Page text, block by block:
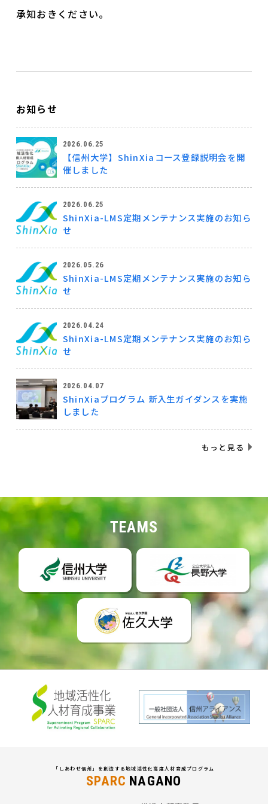
承知おきください。
お知らせ
2026.06.25
【信州大学】ShinXiaコース登録説明会を開
催しました
2026.06.25
ShinXia-LMS定期メンテナンス実施のお知ら
せ
2026.05.26
ShinXia-LMS定期メンテナンス実施のお知ら
せ
2026.04.24
ShinXia-LMS定期メンテナンス実施のお知ら
せ
2026.04.07
ShinXiaプログラム 新入生ガイダンスを実施
しました
もっと見る
TEAMS
「しあわせ信州」を創造する地域活性化高度人材育成プログラム
SPARC NAGANO